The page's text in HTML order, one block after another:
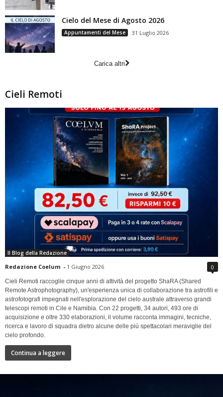
Cielo del Mese di Agosto 2026
Appuntamenti del Mese 31 Luglio 2026
Carica altri
Cieli Remoti
Il Blog della Redazione
Redazione Coelum - 1 Giugno 2026 0
Cieli Remoti raccoglie cinque anni di attività del progetto ShaRA (Shared
Remote Astrophotography), un'esperienza unica di collaborazione tra astrofili e
astrofotografi impegnati nell'esplorazione del cielo australe attraverso grandi
telescopi remoti in Cile e Namibia. Con 22 progetti, 34 autori, 493 ore di
acquisizione e oltre 330 elaborazioni, il volume racconta immagini, tecniche,
ricerca e lavoro di squadra dietro alcune delle più spettacolari meraviglie del
cielo profondo.
Continua a leggere